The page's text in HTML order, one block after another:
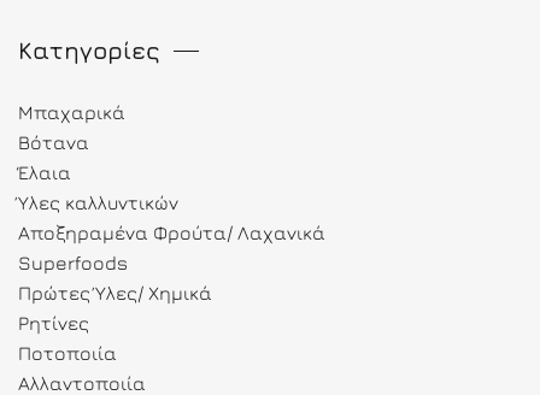
Κατηγορίες
Μπαχαρικά
Βότανα
Έλαια
Ύλες καλλυντικών
Αποξηραμένα Φρούτα/ Λαχανικά
Superfoods
Πρώτες Ύλες/ Χημικά
Ρητίνες
Ποτοποιία
Αλλαντοποιία